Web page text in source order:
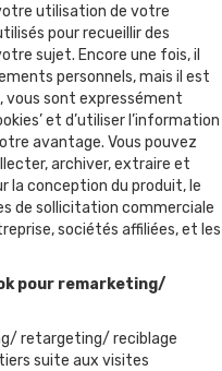
utilisation de votre
pour recueillir des
sujet. Encore une fois, il
personnels, mais il est
vous sont expressément
et d’utiliser l’information
avantage. Vous pouvez
archiver, extraire et
la conception du produit, le
de sollicitation commerciale
sociétés affiliées, et les
pour remarketing/
retargeting/ reciblage
suite aux visites